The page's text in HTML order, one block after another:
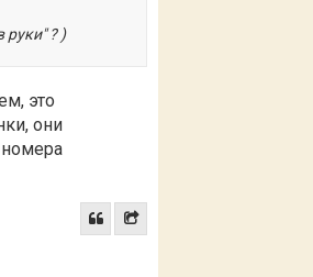
руки" ? )
это
они
номера